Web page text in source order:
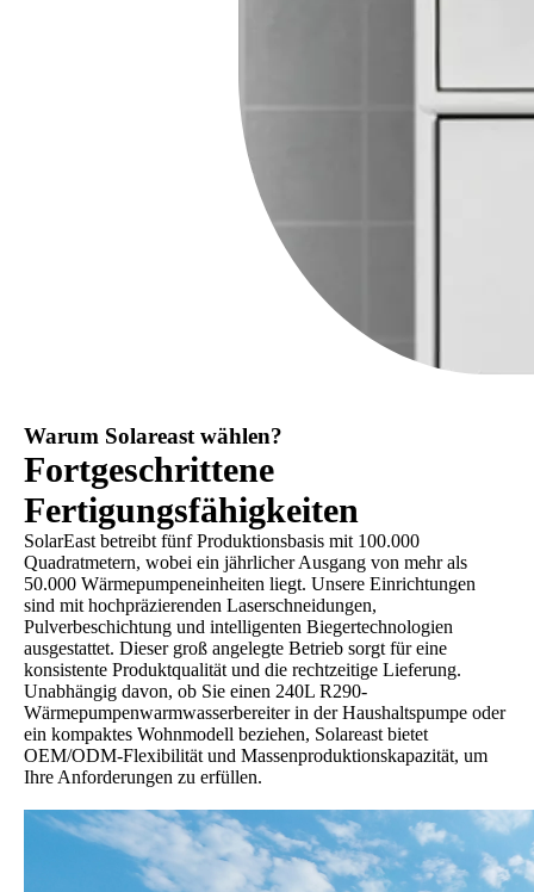
Warum Solareast wählen?
Fortgeschrittene
Fertigungsfähigkeiten
SolarEast betreibt fünf Produktionsbasis mit 100.000
Quadratmetern, wobei ein jährlicher Ausgang von mehr als
50.000 Wärmepumpeneinheiten liegt. Unsere Einrichtungen
sind mit hochpräzierenden Laserschneidungen,
Pulverbeschichtung und intelligenten Biegertechnologien
ausgestattet. Dieser groß angelegte Betrieb sorgt für eine
konsistente Produktqualität und die rechtzeitige Lieferung.
Unabhängig davon, ob Sie einen 240L R290-
Wärmepumpenwarmwasserbereiter in der Haushaltspumpe oder
ein kompaktes Wohnmodell beziehen, Solareast bietet
OEM/ODM-Flexibilität und Massenproduktionskapazität, um
Ihre Anforderungen zu erfüllen.